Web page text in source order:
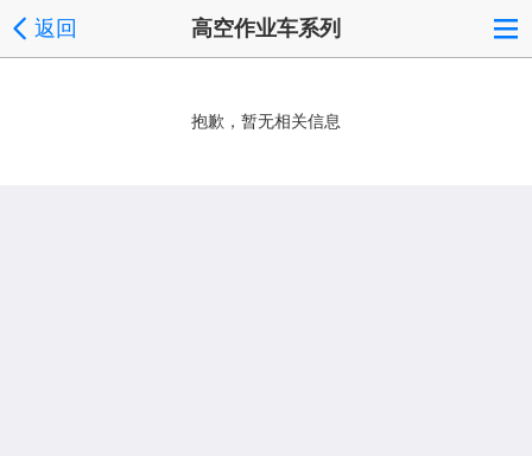
返回 高空作业车系列
抱歉，暂无相关信息